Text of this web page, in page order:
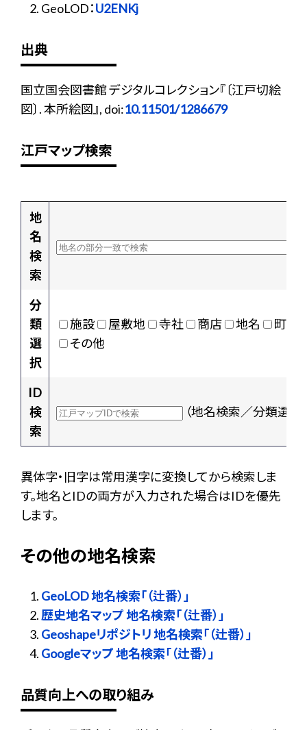
GeoLOD：U2ENKj
出典
国立国会図書館 デジタルコレクション『〔江戸切絵
図〕. 本所絵図』, doi:10.11501/1286679
江戸マップ検索
地
名
検
索
分
類
選
択
施設 屋敷地 寺社 商店 地名
町村
その他
ID
検
索
（地名検索／分類選択
異体字・旧字は常用漢字に変換してから検索しま
す。地名とIDの両方が入力された場合はIDを優先
します。
その他の地名検索
GeoLOD 地名検索「（辻番）」
歴史地名マップ 地名検索「（辻番）」
Geoshapeリポジトリ 地名検索「（辻番）」
Googleマップ 地名検索「（辻番）」
品質向上への取り組み